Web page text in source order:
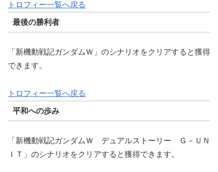
トロフィー一覧へ戻る
最後の勝利者
「新機動戦記ガンダムＷ」のシナリオをクリアすると獲得
できます。
トロフィー一覧へ戻る
平和への歩み
「新機動戦記ガンダムＷ デュアルストーリー Ｇ－ＵＮ
ＩＴ」のシナリオをクリアすると獲得できます。